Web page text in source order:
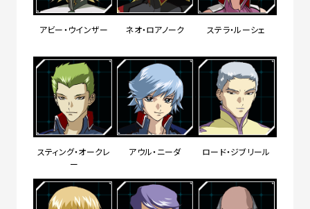
アビー・ウインザー ネオ・ロアノーク ステラ・ルーシェ
スティング・オークレ
ー
アウル・ニーダ ロード・ジブリール